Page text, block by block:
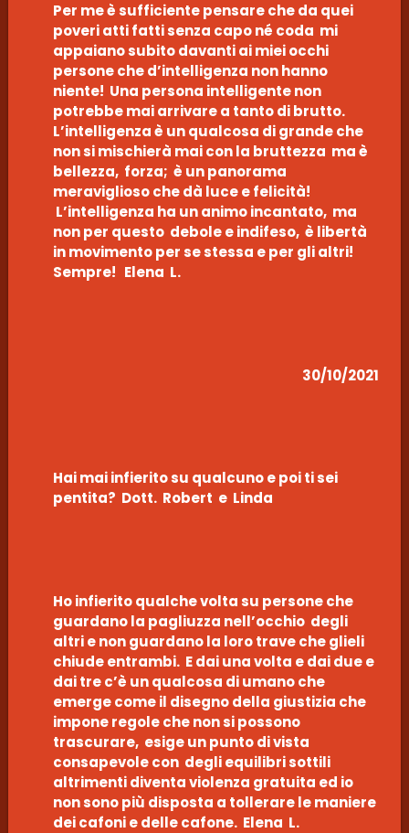
Per me è sufficiente pensare che da quei
poveri atti fatti senza capo né coda mi
appaiano subito davanti ai miei occhi
persone che d’intelligenza non hanno
niente! Una persona intelligente non
potrebbe mai arrivare a tanto di brutto.
L’intelligenza è un qualcosa di grande che
non si mischierà mai con la bruttezza ma è
bellezza, forza; è un panorama
meraviglioso che dà luce e felicità!
L’intelligenza ha un animo incantato, ma
non per questo debole e indifeso, è libertà
in movimento per se stessa e per gli altri!
Sempre! Elena L.
30/10/2021
Hai mai infierito su qualcuno e poi ti sei
pentita? Dott. Robert e Linda
Ho infierito qualche volta su persone che
guardano la pagliuzza nell’occhio degli
altri e non guardano la loro trave che glieli
chiude entrambi. E dai una volta e dai due e
dai tre c’è un qualcosa di umano che
emerge come il disegno della giustizia che
impone regole che non si possono
trascurare, esige un punto di vista
consapevole con degli equilibri sottili
altrimenti diventa violenza gratuita ed io
non sono più disposta a tollerare le maniere
dei cafoni e delle cafone. Elena L.